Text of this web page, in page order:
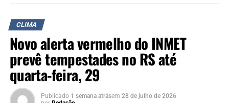
metros);
* Rio Taquari, em Estrela: 21,73 metros (cota: 19 metros);
* Rio Taquari, em Lajeado: 21,90 metros (cota: 19
metros);
* Rio Uruguai, em Uruguaiana: 9,16 metros (cota: 8,50
metros);
* Rio Uruguai, em São Borja: 9,08 metros (cota: 9
metros);
CLIMA
Novo alerta vermelho do INMET
prevê tempestades no RS até
quarta-feira, 29
Publicado 1 semana atrásem 28 de julho de 2026